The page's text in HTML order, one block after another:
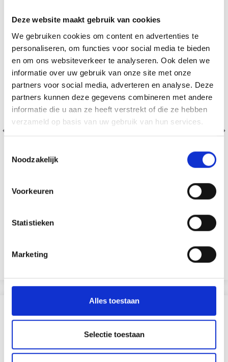
Deze website maakt gebruik van cookies
We gebruiken cookies om content en advertenties te
personaliseren, om functies voor social media te bieden
en om ons websiteverkeer te analyseren. Ook delen we
informatie over uw gebruik van onze site met onze
partners voor social media, adverteren en analyse. Deze
partners kunnen deze gegevens combineren met andere
informatie die u aan ze heeft verstrekt of die ze hebben
verzameld op basis van uw gebruik van hun services.
Noodzakelijk
Voorkeuren
Statistieken
Marketing
Alles toestaan
Selectie toestaan